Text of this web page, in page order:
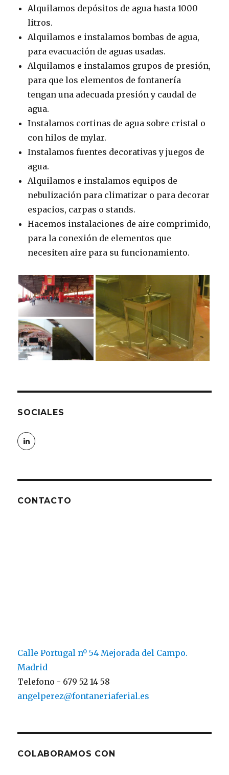
Alquilamos depósitos de agua hasta 1000
litros.
Alquilamos e instalamos bombas de agua,
para evacuación de aguas usadas.
Alquilamos e instalamos grupos de presión,
para que los elementos de fontanería
tengan una adecuada presión y caudal de
agua.
Instalamos cortinas de agua sobre cristal o
con hilos de mylar.
Instalamos fuentes decorativas y juegos de
agua.
Alquilamos e instalamos equipos de
nebulización para climatizar o para decorar
espacios, carpas o stands.
Hacemos instalaciones de aire comprimido,
para la conexión de elementos que
necesiten aire para su funcionamiento.
SOCIALES
LinkedIn
CONTACTO
Calle Portugal nº 54 Mejorada del Campo.
Madrid
Telefono - 679 52 14 58
angelperez@fontaneriaferial.es
COLABORAMOS CON